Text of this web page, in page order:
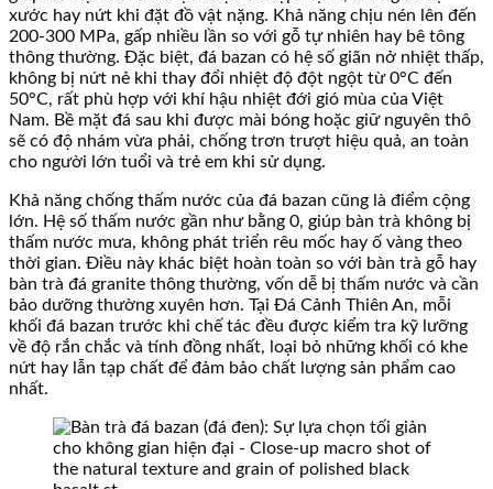
xước hay nứt khi đặt đồ vật nặng. Khả năng chịu nén lên đến
200-300 MPa, gấp nhiều lần so với gỗ tự nhiên hay bê tông
thông thường. Đặc biệt, đá bazan có hệ số giãn nở nhiệt thấp,
không bị nứt nẻ khi thay đổi nhiệt độ đột ngột từ 0°C đến
50°C, rất phù hợp với khí hậu nhiệt đới gió mùa của Việt
Nam. Bề mặt đá sau khi được mài bóng hoặc giữ nguyên thô
sẽ có độ nhám vừa phải, chống trơn trượt hiệu quả, an toàn
cho người lớn tuổi và trẻ em khi sử dụng.
Khả năng chống thấm nước của đá bazan cũng là điểm cộng
lớn. Hệ số thấm nước gần như bằng 0, giúp bàn trà không bị
thấm nước mưa, không phát triển rêu mốc hay ố vàng theo
thời gian. Điều này khác biệt hoàn toàn so với bàn trà gỗ hay
bàn trà đá granite thông thường, vốn dễ bị thấm nước và cần
bảo dưỡng thường xuyên hơn. Tại Đá Cảnh Thiên An, mỗi
khối đá bazan trước khi chế tác đều được kiểm tra kỹ lưỡng
về độ rắn chắc và tính đồng nhất, loại bỏ những khối có khe
nứt hay lẫn tạp chất để đảm bảo chất lượng sản phẩm cao
nhất.